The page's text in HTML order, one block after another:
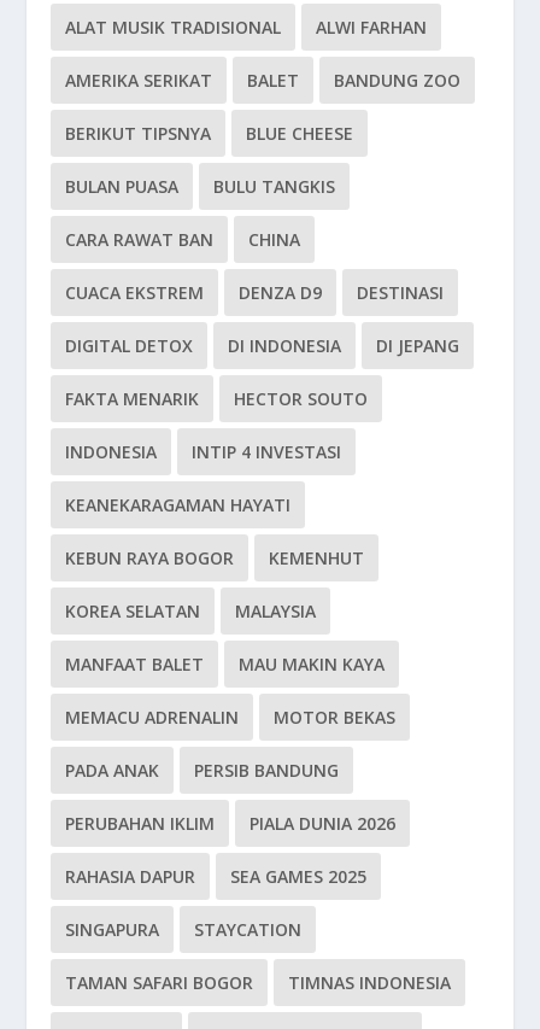
ALAT MUSIK TRADISIONAL ALWI FARHAN
AMERIKA SERIKAT BALET BANDUNG ZOO
BERIKUT TIPSNYA BLUE CHEESE
BULAN PUASA BULU TANGKIS
CARA RAWAT BAN CHINA
CUACA EKSTREM DENZA D9 DESTINASI
DIGITAL DETOX DI INDONESIA DI JEPANG
FAKTA MENARIK HECTOR SOUTO
INDONESIA INTIP 4 INVESTASI
KEANEKARAGAMAN HAYATI
KEBUN RAYA BOGOR KEMENHUT
KOREA SELATAN MALAYSIA
MANFAAT BALET MAU MAKIN KAYA
MEMACU ADRENALIN MOTOR BEKAS
PADA ANAK PERSIB BANDUNG
PERUBAHAN IKLIM PIALA DUNIA 2026
RAHASIA DAPUR SEA GAMES 2025
SINGAPURA STAYCATION
TAMAN SAFARI BOGOR TIMNAS INDONESIA